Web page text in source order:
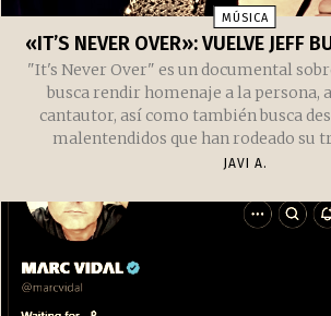
MÚSICA
«IT’S NEVER OVER»: VUELVE JEFF
"It's Never Over" es un documental
busca rendir homenaje a la persona,
cantautor, así como también busca
malentendidos que han rodeado su
JAVI A.